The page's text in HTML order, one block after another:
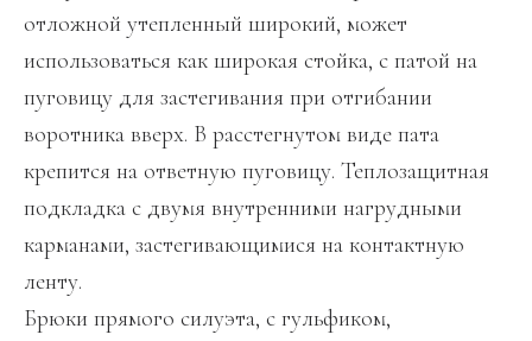
отложной утепленный широкий, может
использоваться как широкая стойка, с патой на
пуговицу для застегивания при отгибании
воротника вверх. В расстегнутом виде пата
крепится на ответную пуговицу. Теплозащитная
подкладка с двумя внутренними нагрудными
карманами, застегивающимися на контактную
ленту.
Брюки прямого силуэта, с гульфиком,